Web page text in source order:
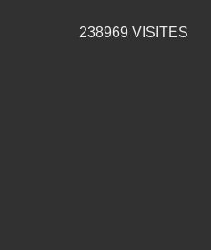
238969 VISITES